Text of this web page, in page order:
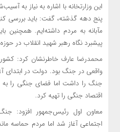
این وزارتخانه با اشاره به نیاز به
پنج دهه گذشته، گفت: باید بررسی
مآبانه به مردم داشته‌ایم. همچنین
پیشبرد نگاه رهبر شهید انقلاب در
محمدرضا عارف خاطرنشان کرد:
واقعی در جنگ بود. دولت در ابتدای
جنگ را داشت اما فضای جنگی را به
اقتصاد جنگی را تهیه کرد.
اجتماعی آغاز شد اما مردم حماسه